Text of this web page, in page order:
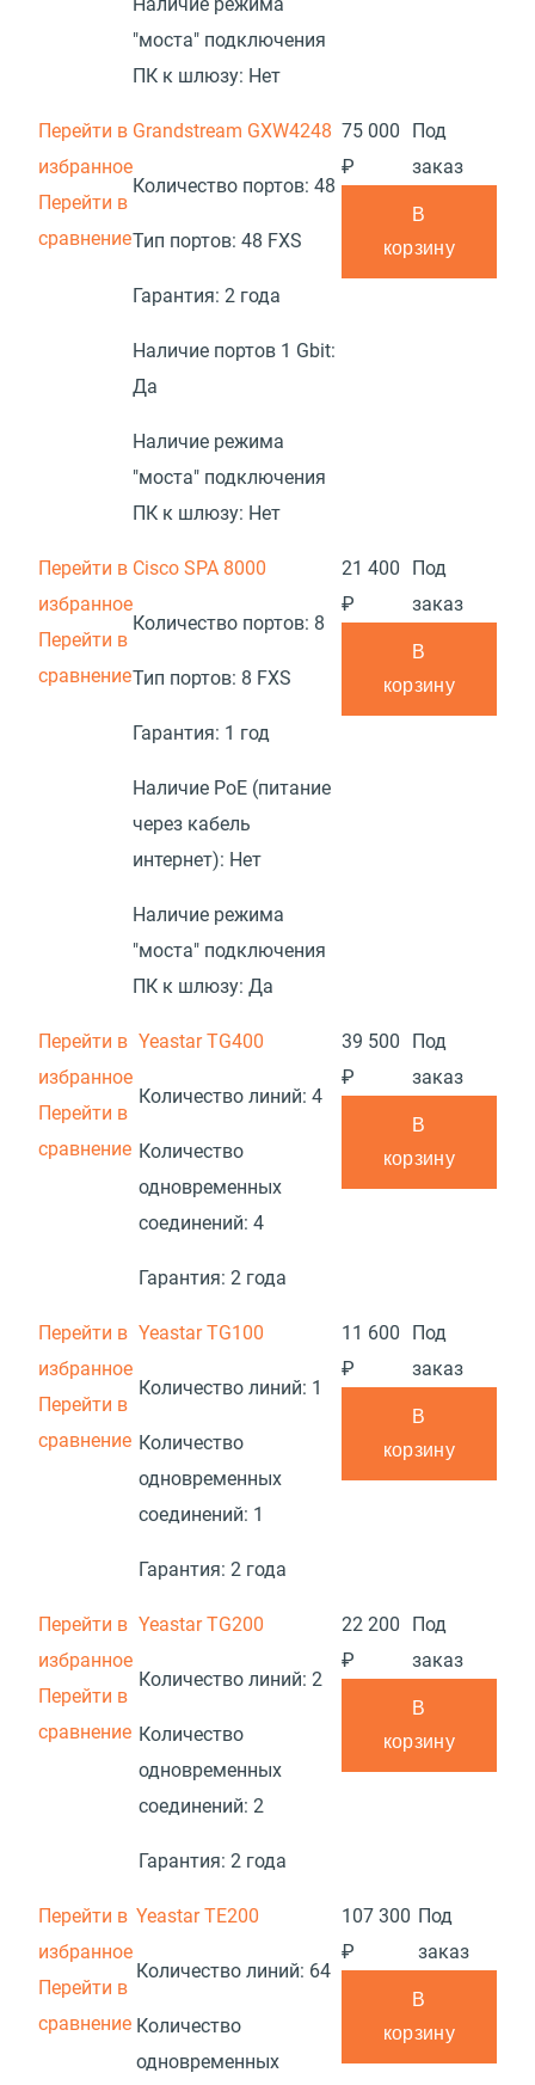
"моста" подключения
ПК к шлюзу: Нет
Перейти в
избранное
Перейти в
сравнение
Grandstream GXW4248
Количество портов: 48
Тип портов: 48 FXS
Гарантия: 2 года
Наличие портов 1 Gbit:
Да
Наличие режима
"моста" подключения
ПК к шлюзу: Нет
75 000
₽
Под
заказ
В
корзину
Перейти в
избранное
Перейти в
сравнение
Cisco SPA 8000
Количество портов: 8
Тип портов: 8 FXS
Гарантия: 1 год
Наличие PoE (питание
через кабель
интернет): Нет
Наличие режима
"моста" подключения
ПК к шлюзу: Да
21 400
₽
Под
заказ
В
корзину
Перейти в
избранное
Перейти в
сравнение
Yeastar TG400
Количество линий: 4
Количество
одновременных
соединений: 4
Гарантия: 2 года
39 500
₽
Под
заказ
В
корзину
Перейти в
избранное
Перейти в
сравнение
Yeastar TG100
Количество линий: 1
Количество
одновременных
соединений: 1
Гарантия: 2 года
11 600
₽
Под
заказ
В
корзину
Перейти в
избранное
Перейти в
сравнение
Yeastar TG200
Количество линий: 2
Количество
одновременных
соединений: 2
Гарантия: 2 года
22 200
₽
Под
заказ
В
корзину
Перейти в
избранное
Перейти в
сравнение
Yeastar TE200
Количество линий: 64
Количество
одновременных
107 300
₽
Под
заказ
В
корзину